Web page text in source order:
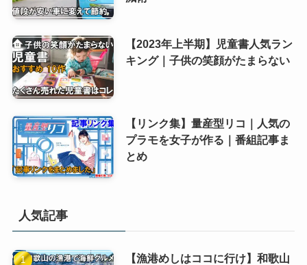
【2023年上半期】児童書人気ラン
キング｜子供の笑顔がたまらない
【リンク集】量産型リコ｜人気の
プラモを女子が作る｜番組記事ま
とめ
人気記事
【漁港めしはココに行け】和歌山